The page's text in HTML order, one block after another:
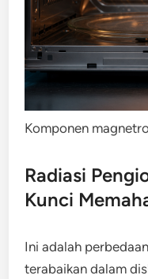
Komponen
Radiasi
Kunci
Ini adalah
terabaikan dalam